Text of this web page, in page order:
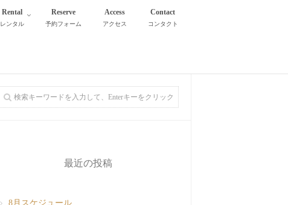
Rental
レンタル
Reserve
予約フォーム
Access
アクセス
Contact
コンタクト
最近の投稿
8月スケジュール